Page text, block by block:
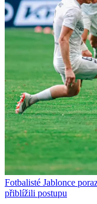
Fotbalisté Jablonce
přiblížili postupu